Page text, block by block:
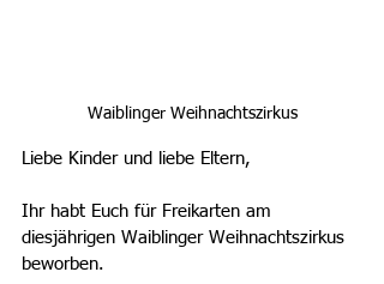
Waiblinger Weihnachtszirkus
Liebe Kinder und liebe Eltern,
Ihr habt Euch für Freikarten am
diesjährigen Waiblinger Weihnachtszirkus
beworben.